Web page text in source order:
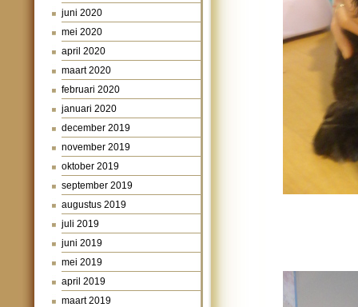
juni 2020
mei 2020
april 2020
maart 2020
februari 2020
januari 2020
december 2019
november 2019
oktober 2019
september 2019
augustus 2019
juli 2019
juni 2019
mei 2019
april 2019
maart 2019